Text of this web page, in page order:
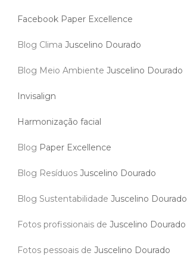
Facebook Paper Excellence
Blog Clima Juscelino Dourado
Blog Meio Ambiente Juscelino Dourado
Invisalign
Harmonização facial
Blog Paper Excellence
Blog Resíduos Juscelino Dourado
Blog Sustentabilidade Juscelino Dourado
Fotos profissionais de Juscelino Dourado
Fotos pessoais de Juscelino Dourado